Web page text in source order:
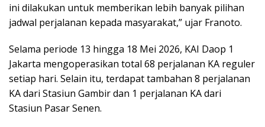
ini dilakukan untuk memberikan lebih banyak pilihan
jadwal perjalanan kepada masyarakat,” ujar Franoto.
Selama periode 13 hingga 18 Mei 2026, KAI Daop 1
Jakarta mengoperasikan total 68 perjalanan KA reguler
setiap hari. Selain itu, terdapat tambahan 8 perjalanan
KA dari Stasiun Gambir dan 1 perjalanan KA dari
Stasiun Pasar Senen.